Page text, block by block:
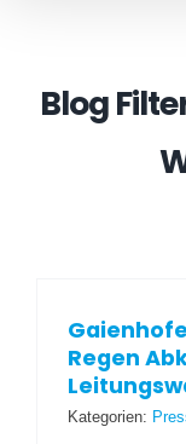
Blog
Regen
Kategorien: